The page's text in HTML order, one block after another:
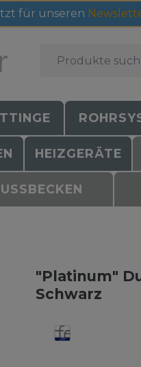
für unseren
HEIZGERÄTE
"Platinum"
Schwarz